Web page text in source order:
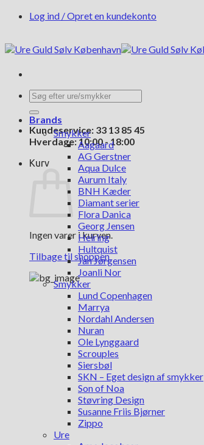
FortsætLog ind / Opret en kundekonto
Søg
efter:
Kundeservice: 33 13 85 45
Hverdage: 10:00 - 18:00
Kurv
Ingen varer i kurven.
Tilbage til shoppen
Brands
Smykker
Aagaard
AG Gerstner
Aqua Dulce
Aurum Italy
BNH Kæder
Diamant serier
Flora Danica
Georg Jensen
Heiring
Hultquist
Jan Jørgensen
Joanli Nor
Smykker
Lund Copenhagen
Marrya
Nordahl Andersen
Nuran
Ole Lynggaard
Scrouples
Siersbøl
SKN – Eget design af smykker
Son of Noa
Støvring Design
Susanne Friis Bjørner
Zippo
Ure